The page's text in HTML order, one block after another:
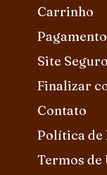
Carrinho
Site Seguro
Finalizar
Contato
Política de
Termos de